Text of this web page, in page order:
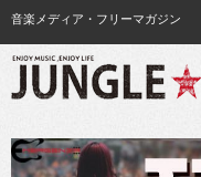
音楽メディア・フリーマガジン